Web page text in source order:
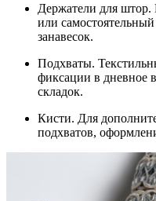
Держатели для штор.
или
занавесок.
Подхваты.
фиксации в дневное
складок.
Кисти. Для
подхватов,